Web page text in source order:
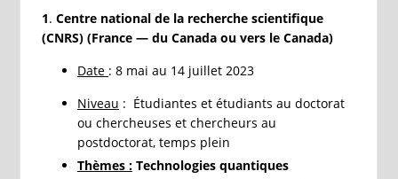
1. Centre national de la recherche scientifique
(CNRS) (France — du Canada ou vers le Canada)
Date : 8 mai au 14 juillet 2023
Niveau : Étudiantes et étudiants au doctorat
ou chercheuses et chercheurs au
postdoctorat, temps plein
Thèmes :Technologies quantiques